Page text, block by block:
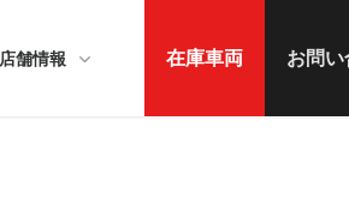
店舗情報 在庫車両 お問